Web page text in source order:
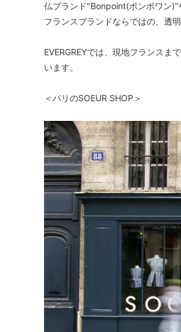
仏ブランド"Bonpoint(ボンポワン)"
フランスブランドならではの、透
EVERGREYでは、現地フランス
います。
＜パリのSOEUR SHOP＞